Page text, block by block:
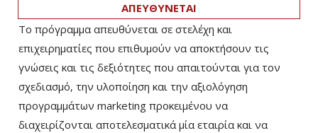
ΑΠΕΥΘΥΝΕΤΑΙ
Το πρόγραμμα απευθύνεται σε στελέχη και
επιχειρηματίες που επιθυμούν να αποκτήσουν τις
γνώσεις και τις δεξιότητες που απαιτούνται για τον
σχεδιασμό, την υλοποίηση και την αξιολόγηση
προγραμμάτων marketing προκειμένου να
διαχειρίζονται αποτελεσματικά μία εταιρία και να